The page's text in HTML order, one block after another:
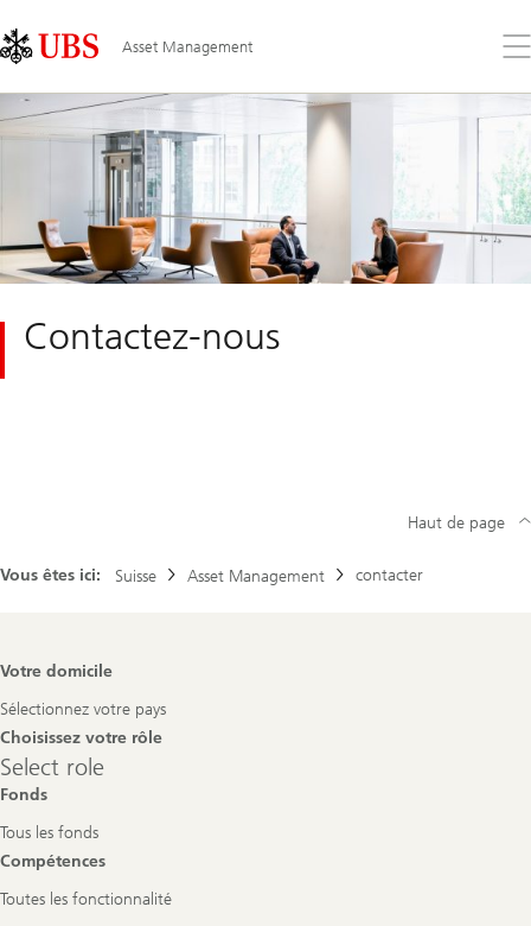
Links
Area
Asset Management
le
Contactez-nous
Vous êtes ici: Suisse Asset Management contacter
Haut de page
Footer
Votre domicile
Sélectionnez votre pays
Choisissez votre rôle
Select
role
Select role
Fonds
Tous les fonds
Compétences
Toutes les fonctionnalité